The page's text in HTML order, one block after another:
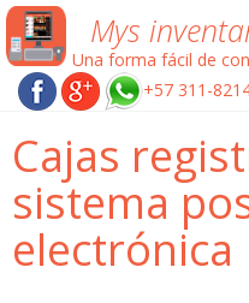
Mys
Una forma fácil de
+57 311-
Cajas
sistema
electrónica